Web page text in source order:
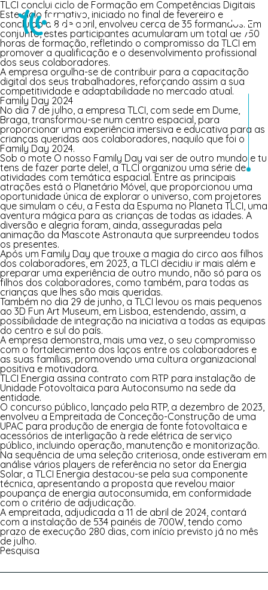
TLCI conclui ciclo de Formação em Competências Digitais
Este ciclo formativo, iniciado no final de fevereiro e
concluído a 8 de abril, envolveu cerca de 35 formandos. Em
conjunto, estes participantes acumularam um total de 750
horas de formação, refletindo o compromisso da TLCI em
promover a qualificação e o desenvolvimento profissional
dos seus colaboradores.
A empresa orgulha-se de contribuir para a capacitação
digital dos seus trabalhadores, reforçando assim a sua
competitividade e adaptabilidade no mercado atual.
Family Day 2024
No dia 7 de julho, a empresa TLCI, com sede em Dume,
Braga, transformou-se num centro espacial, para
proporcionar uma experiência imersiva e educativa para as
crianças queridas aos colaboradores, naquilo que foi o
Family Day 2024.
Sob o mote O nosso Family Day vai ser de outro mundo e tu
tens de fazer parte dele!, a TLCI organizou uma série de
atividades com temática espacial. Entre as principais
atrações está o Planetário Móvel, que proporcionou uma
oportunidade única de explorar o universo, com projetores
que simulam o céu, a Festa da Espuma no Planeta TLCI, uma
aventura mágica para as crianças de todas as idades. A
diversão e alegria foram, ainda, asseguradas pela
animação da Mascote Astronauta que surpreendeu todos
os presentes.
Após um Family Day que trouxe a magia do circo aos filhos
dos colaboradores, em 2023, a TLCI decidiu ir mais além e
preparar uma experiência de outro mundo, não só para os
filhos dos colaboradores, como também, para todas as
crianças que lhes são mais queridas.
Também no dia 29 de junho, a TLCI levou os mais pequenos
ao 3D Fun Art Museum, em Lisboa, estendendo, assim, a
possibilidade de integração na iniciativa a todas as equipas
do centro e sul do país.
A empresa demonstra, mais uma vez, o seu compromisso
com o fortalecimento dos laços entre os colaboradores e
as suas famílias, promovendo uma cultura organizacional
positiva e motivadora.
TLCI Energia assina contrato com RTP para instalação de
Unidade Fotovoltaica para Autoconsumo na sede da
entidade.
O concurso público, lançado pela RTP, a dezembro de 2023,
envolveu a Empreitada de Conceção-Construção de uma
UPAC para produção de energia de fonte fotovoltaica e
acessórios de interligação à rede elétrica de serviço
público, incluindo operação, manutenção e monitorização.
Na sequência de uma seleção criteriosa, onde estiveram em
análise vários players de referência no setor da Energia
Solar, a TLCI Energia destacou-se pela sua componente
técnica, apresentando a proposta que revelou maior
poupança de energia autoconsumida, em conformidade
com o critério de adjudicação.
A empreitada, adjudicada a 11 de abril de 2024, contará
com a instalação de 534 painéis de 700W, tendo como
prazo de execução 280 dias, com início previsto já no mês
de julho.
Pesquisa
Pesquisar
por: